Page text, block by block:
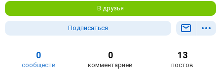
В друзья
Подписаться
0
сообществ
0
комментариев
13
постов